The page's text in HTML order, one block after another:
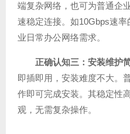
端复杂网络，也可为普通企
速稳定连接。如10Gbps速
业日常办公网络需求。
正确认知三：安装维护
即插即用，安装难度不大。
作即可完成安装。其稳定性
观，无需复杂操作。